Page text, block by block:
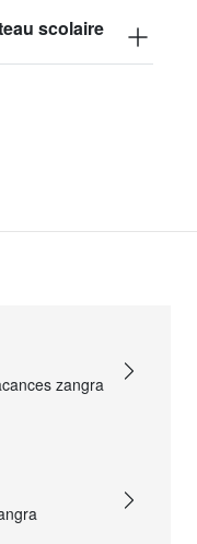
scolaire
zangra